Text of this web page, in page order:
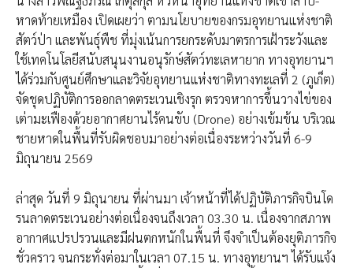
หาดท้ายเหมือง เปิดเผยว่า ตามนโยบายของกรมอุทยานแห่งชาติ
สัตว์ป่า และพันธุ์พืช ที่มุ่งเน้นการยกระดับมาตรการเฝ้าระวังและ
ใช้เทคโนโลยีสนับสนุนงานอนุรักษ์สัตว์ทะเลหายาก ทางอุทยานฯ
ได้ร่วมกับศูนย์ศึกษาและวิจัยอุทยานแห่งชาติทางทะเลที่ 2 (ภูเก็ต)
จัดชุดปฏิบัติการออกลาดตระเวนเชิงรุก ตรวจหาการขึ้นวางไข่ของ
เต่ามะเฟืองด้วยอากาศยานไร้คนขับ (Drone) อย่างเข้มข้น บริเวณ
ชายหาดในพื้นที่รับผิดชอบมาอย่างต่อเนื่องระหว่างวันที่ 6-9
มิถุนายน 2569
ล่าสุด วันที่ 9 มิถุนายน ที่ผ่านมา เจ้าหน้าที่ได้ปฏิบัติภารกิจบินโด
รนลาดตระเวนอย่างต่อเนื่องจนถึงเวลา 03.30 น. เนื่องจากสภาพ
อากาศแปรปรวนและมีฝนตกหนักในพื้นที่ จึงจำเป็นต้องยุติภารกิจ
ชั่วคราว จนกระทั่งต่อมาในเวลา 07.15 น. ทางอุทยานฯ ได้รับแจ้ง